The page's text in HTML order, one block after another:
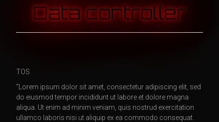
Data controller
TOS
"Lorem ipsum dolor sit amet, consectetur adipiscing elit, sed
do eiusmod tempor incididunt ut labore et dolore magna
aliqua. Ut enim ad minim veniam, quis nostrud exercitation
ullamco laboris nisi ut aliquip ex ea commodo consequat.